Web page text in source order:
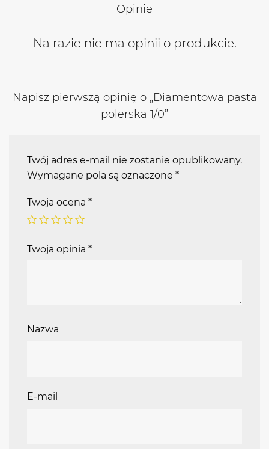
Opinie
Na razie nie ma opinii o produkcie.
Napisz pierwszą opinię o „Diamentowa pasta
polerska 1/0”
Twój adres e-mail nie zostanie opublikowany.
Wymagane pola są oznaczone *
Twoja ocena *
Twoja opinia *
Nazwa
E-mail